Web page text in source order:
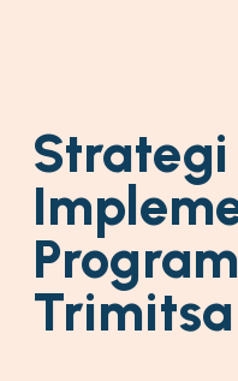
Strategi
Trimitsa